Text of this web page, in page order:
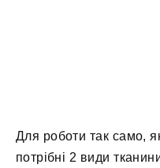
Для роботи так само,
потрібні 2 види